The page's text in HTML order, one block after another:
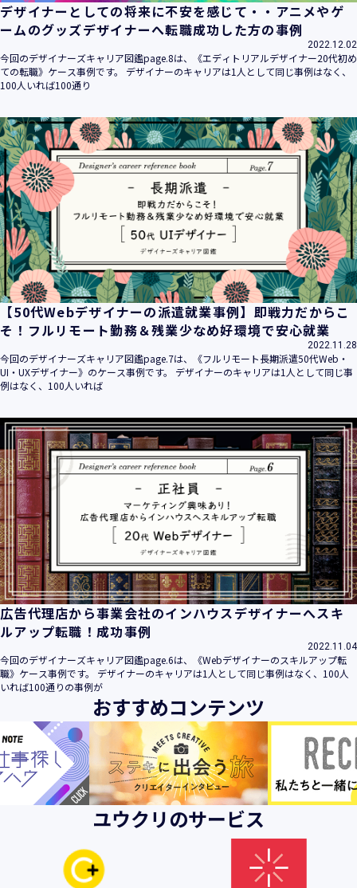
デザイナーとしての将来に不安を感じて・・アニメやゲ
ームのグッズデザイナーへ転職成功した方の事例
2022.12.02
今回のデザイナーズキャリア図鑑page.8は、《エディトリアルデザイナー20代初め
ての転職》ケース事例です。 デザイナーのキャリアは1人として同じ事例はなく、
100人いれば100通り
【50代Webデザイナーの派遣就業事例】即戦力だからこ
そ！フルリモート勤務＆残業少なめ好環境で安心就業
2022.11.28
今回のデザイナーズキャリア図鑑page.7は、《フルリモート長期派遣50代Web・
UI・UXデザイナー》のケース事例です。 デザイナーのキャリアは1人として同じ事
例はなく、100人いれば
広告代理店から事業会社のインハウスデザイナーへスキ
ルアップ転職！成功事例
2022.11.04
今回のデザイナーズキャリア図鑑page.6は、《Webデザイナーのスキルアップ転
職》ケース事例です。 デザイナーのキャリアは1人として同じ事例はなく、100人
いれば100通りの事例が
おすすめコンテンツ
ユウクリのサービス